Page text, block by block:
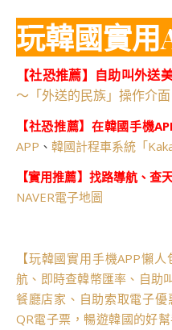
玩韓國實用
【社恐推薦】自助叫外送
～「外送的民族」操作介
【社恐推薦】在韓國手機
APP 、 韓國計程車系統「
【實用推薦】找路導航、查
NAVER電子地圖
【玩韓國實用手機APP懶
航、即時查韓幣匯率、自助
餐廳店家、自助索取電子
QR電子票，暢遊韓國的好